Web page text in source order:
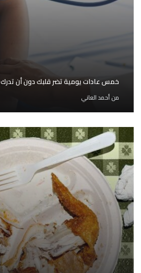
خمس عادات يومية تضر قلبك دون أن تدرك
منأحمد العاني